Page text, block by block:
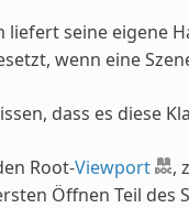
liefert seine eigene
wenn eine
dass es diese
Root-Viewport
,
Öffnen Teil des